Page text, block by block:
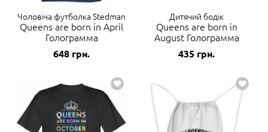
Чоловіча футболка Stedman
Queens are born in April
Голограмма
648 грн.
Дитячий бодік
Queens are born in
August Голограмма
435 грн.